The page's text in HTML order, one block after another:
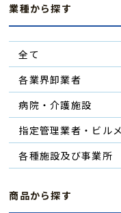
業種から探す
全て
各業界卸業者
病院・介護施設
指定管理業者・ビル
各種施設及び事業所
商品から探す